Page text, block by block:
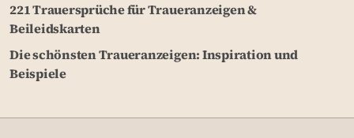
221 Trauersprüche für Traueranzeigen &
Beileidskarten
Die schönsten Traueranzeigen: Inspiration und
Beispiele